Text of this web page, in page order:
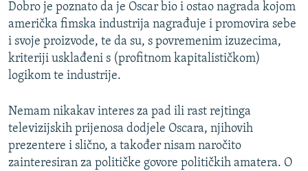
Dobro je poznato da je Oscar bio i ostao nagrada kojom
američka fimska industrija nagrađuje i promovira sebe
i svoje proizvode, te da su, s povremenim izuzecima,
kriteriji usklađeni s (profitnom kapitalističkom)
logikom te industrije.
Nemam nikakav interes za pad ili rast rejtinga
televizijskih prijenosa dodjele Oscara, njihovih
prezentere i slično, a također nisam naročito
zainteresiran za političke govore političkih amatera. O